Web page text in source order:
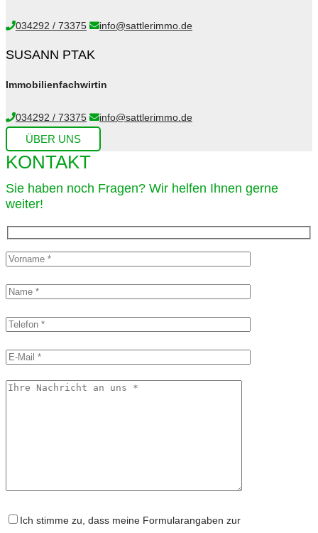
034292 / 73375 info@sattlerimmo.de
SUSANN PTAK
Immobilienfachwirtin
034292 / 73375 info@sattlerimmo.de
ÜBER UNS
KONTAKT
Sie haben noch Fragen? Wir helfen Ihnen gerne
weiter!​
Ich stimme zu, dass meine Formularangaben zur